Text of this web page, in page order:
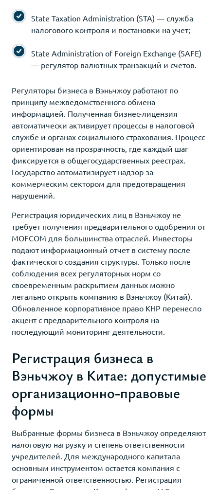
State Taxation Administration (STA) — служба
налогового контроля и постановки на учет;
State Administration of Foreign Exchange (SAFE)
— регулятор валютных транзакций и счетов.
Регуляторы бизнеса в Вэньчжоу работают по
принципу межведомственного обмена
информацией. Полученная бизнес-лицензия
автоматически активирует процессы в налоговой
службе и органах социального страхования. Процесс
ориентирован на прозрачность, где каждый шаг
фиксируется в общегосударственных реестрах.
Государство автоматизирует надзор за
коммерческим сектором для предотвращения
нарушений.
Регистрация юридических лиц в Вэньчжоу не
требует получения предварительного одобрения от
MOFCOM для большинства отраслей. Инвесторы
подают информационный отчет в систему после
фактического создания структуры. Только после
соблюдения всех регуляторных норм со
своевременным раскрытием данных можно
легально открыть компанию в Вэньчжоу (Китай).
Обновленное корпоративное право КНР перенесло
акцент с предварительного контроля на
последующий мониторинг деятельности.
Регистрация бизнеса в
Вэньчжоу в Китае: допустимые
организационно-правовые
формы
Выбранные формы бизнеса в Вэньчжоу определяют
налоговую нагрузку и степень ответственности
учредителей. Для международного капитала
основным инструментом остается компания с
ограниченной ответственностью. Регистрация